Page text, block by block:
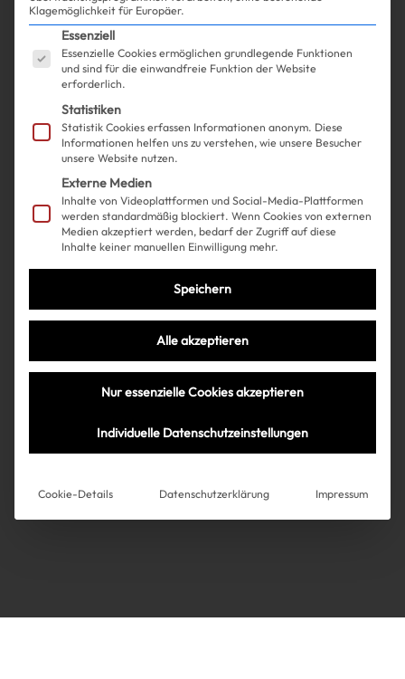
Über uns Kooperationen
AGB
könntest du WIRKLICH die Liebe
deines Lebens finden
Über uns
Kooperationen
Instagram
Très Click
Impressum
AGB
Klagemöglichkeit für Europäer.
Es folgt eine Liste der Service-Gruppen, für die
Essenziell
Essenzielle Cookies ermöglichen grundlegende Funktionen
und sind für die einwandfreie Funktion der Website
erforderlich.
Statistiken
Statistik Cookies erfassen Informationen anonym. Diese
Informationen helfen uns zu verstehen, wie unsere Besucher
unsere Website nutzen.
Externe Medien
Inhalte von Videoplattformen und Social-Media-Plattformen
werden standardmäßig blockiert. Wenn Cookies von externen
Medien akzeptiert werden, bedarf der Zugriff auf diese
Inhalte keiner manuellen Einwilligung mehr.
Speichern
Alle akzeptieren
Nur essenzielle Cookies akzeptieren
Individuelle Datenschutzeinstellungen
Cookie-Details Datenschutzerklärung Impressum